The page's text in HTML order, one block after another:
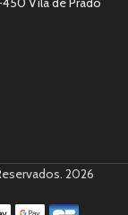
2026